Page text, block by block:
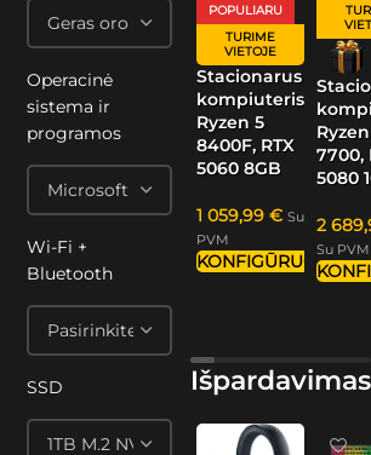
Operacinė
sistema ir
programos
Wi-Fi +
Bluetooth
SSD
POPULIARU
TURIME
VIETOJE
Stacionarus
kompiuteris
Ryzen 5
8400F, RTX
5060 8GB
1 059,99 € Su
PVM
KONFIGŪRUOTI
7700,
5080
2
Su PVM
Išpardavimas